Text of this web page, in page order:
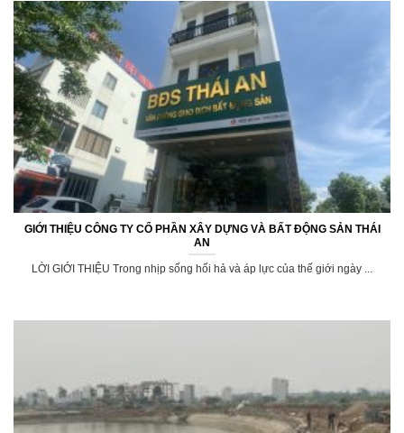
GIỚI THIỆU CÔNG TY CỔ PHẦN XÂY DỰNG VÀ BẤT ĐỘNG SẢN THÁI
AN
LỜI GIỚI THIỆU Trong nhịp sống hối hả và áp lực của thế giới ngày ...